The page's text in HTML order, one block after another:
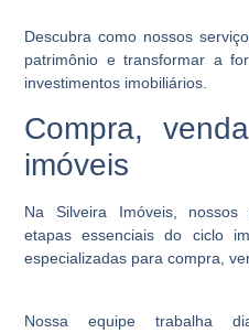
Descubra como nossos
patrimônio e transformar a
investimentos imobiliários.
Compra,
imóveis
Na Silveira Imóveis,
etapas essenciais do ciclo
especializadas para compra,
Nossa equipe trabalha